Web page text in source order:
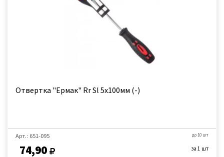
Отвертка "Ермак" Rr Sl 5х100мм (-)
Арт.: 651-095
74,90
до 10 шт
за 1 шт